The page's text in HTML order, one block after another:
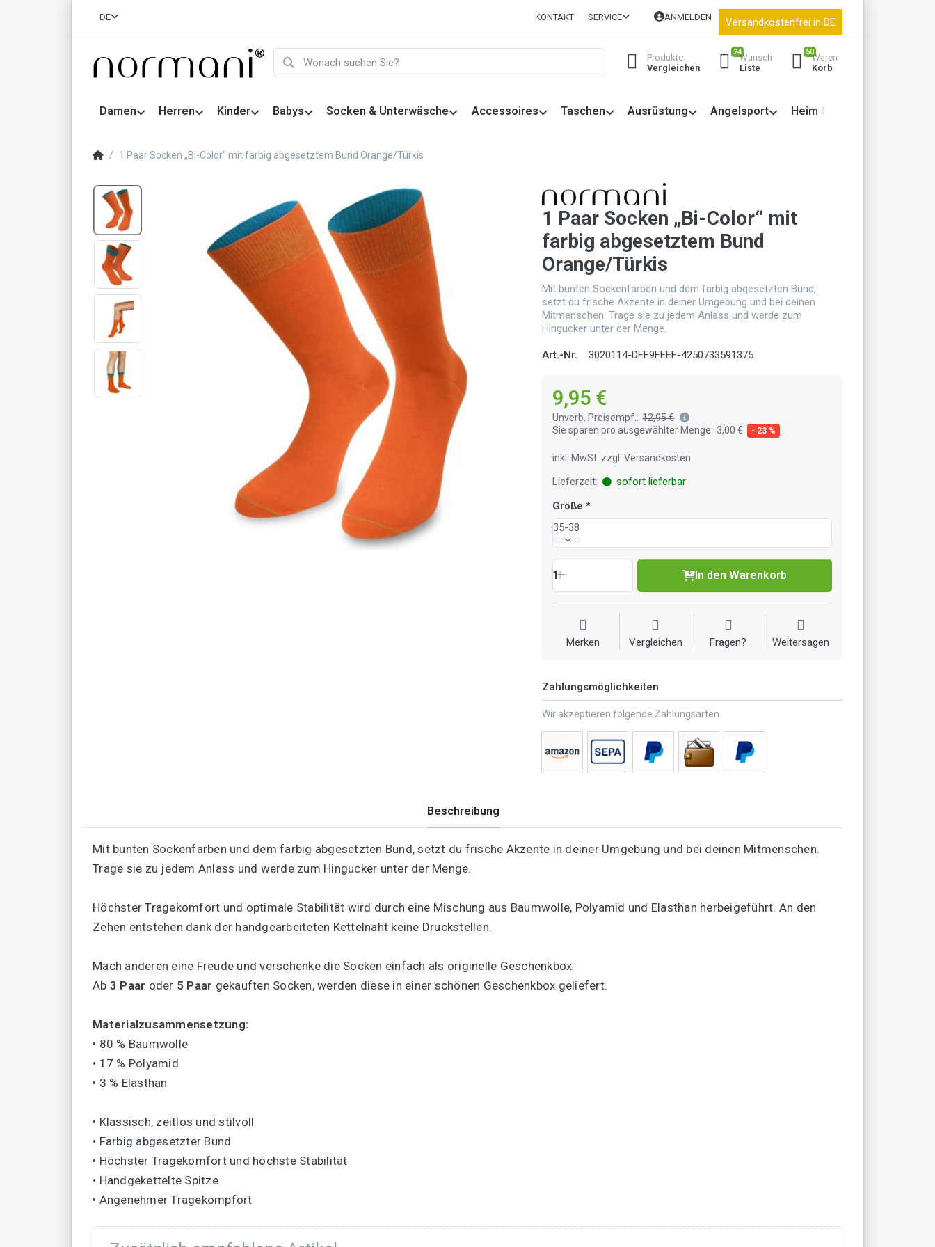
DE KONTAKT SERVICE ANMELDEN Versandkostenfrei in DE
Produkte
Vergleichen
24
Wunsch
Liste
50
Waren
Korb
Damen Herren Kinder Babys Socken & Unterwäsche Accessoires Taschen Ausrüstung Angelsport Heim & Garten
1 Paar Socken „Bi-Color“ mit farbig abgesetztem Bund Orange/Türkis
1 Paar Socken „Bi-Color“ mit
farbig abgesetztem Bund
Orange/Türkis
Mit bunten Sockenfarben und dem farbig abgesetzten Bund,
setzt du frische Akzente in deiner Umgebung und bei deinen
Mitmenschen. Trage sie zu jedem Anlass und werde zum
Hingucker unter der Menge.
Art.-Nr. 3020114-DEF9FEEF-4250733591375
9,95 €
Unverb. Preisempf.: 12,95 €
Sie sparen pro ausgewählter Menge: 3,00 € - 23 %
inkl. MwSt. zzgl. Versandkosten
Lieferzeit:
sofort lieferbar
Größe
35-38
1 In den Warenkorb
Merken Vergleichen Fragen? Weitersagen
Zahlungsmöglichkeiten
Wir akzeptieren folgende Zahlungsarten
Beschreibung
Mit bunten Sockenfarben und dem farbig abgesetzten Bund, setzt du frische Akzente in deiner Umgebung und bei deinen Mitmenschen.
Trage sie zu jedem Anlass und werde zum Hingucker unter der Menge.
Höchster Tragekomfort und optimale Stabilität wird durch eine Mischung aus Baumwolle, Polyamid und Elasthan herbeigeführt. An den
Zehen entstehen dank der handgearbeiteten Kettelnaht keine Druckstellen.
Mach anderen eine Freude und verschenke die Socken einfach als originelle Geschenkbox:
Ab 3 Paar oder 5 Paar gekauften Socken, werden diese in einer schönen Geschenkbox geliefert.
Materialzusammensetzung:
• 80 % Baumwolle
• 17 % Polyamid
• 3 % Elasthan
• Klassisch, zeitlos und stilvoll
• Farbig abgesetzter Bund
• Höchster Tragekomfort und höchste Stabilität
• Handgekettelte Spitze
• Angenehmer Tragekompfort